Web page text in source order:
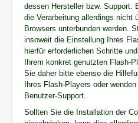
dessen Hersteller bzw. Support.
die Verarbeitung allerdings nicht
Browsers unterbunden werden.
insoweit die Einstellung Ihres
hierfür erforderlichen Schritte
Ihrem konkret genutzten Flash-
Sie daher bitte ebenso die
Ihres Flash-Players oder
Benutzer-Support.
Sollten Sie die Installation der